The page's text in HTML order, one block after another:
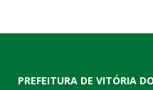
PREFEITURA DE VITÓRIA